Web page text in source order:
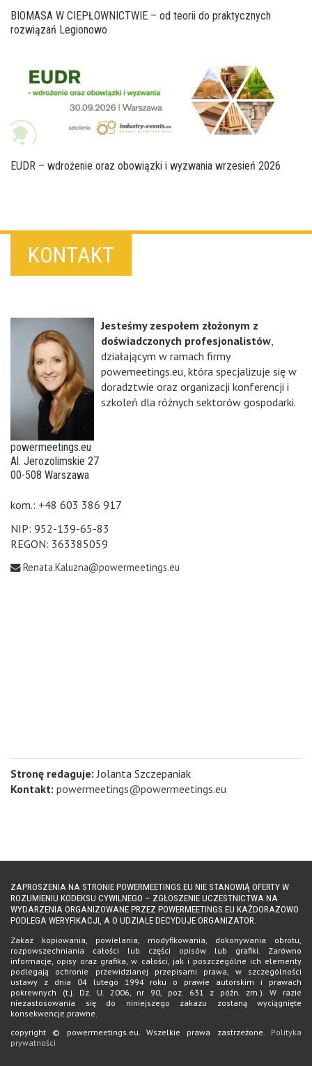
BIOMASA W CIEPŁOWNICTWIE – od teorii do praktycznych
rozwiązań Legionowo
EUDR – wdrożenie oraz obowiązki i wyzwania wrzesień 2026
KONTAKT
Jesteśmy zespołem złożonym z
doświadczonych profesjonalistów
działającym w ramach firmy
powemeetings.eu, która specjalizuje się w
doradztwie oraz organizacji konferencji i
szkoleń dla różnych sektorów gospodarki.
powermeetings.eu
Al. Jerozolimskie 27
00-508 Warszawa
kom.: +48 603 386 917
NIP: 952-139-65-83
REGON: 363385059
Renata.Kaluzna@powermeetings.eu
Stronę redaguje: Jolanta Szczepaniak
Kontakt: powermeetings@powermeetings.eu
ZAPROSZENIA NA STRONIE POWERMEETINGS.EU NIE STANOWIĄ OFERTY W
ROZUMIENIU KODEKSU CYWILNEGO – ZGŁOSZENIE UCZESTNICTWA NA
WYDARZENIA ORGANIZOWANE PRZEZ POWERMEETINGS.EU KAŻDORAZOWO
PODLEGA WERYFIKACJI, A O UDZIALE DECYDUJE ORGANIZATOR.
Zakaz kopiowania, powielania, modyfikowania, dokonywania obrotu,
rozpowszechniania całości lub części opisów lub grafiki. Zarówno
informacje, opisy oraz grafika, w całości, jak i poszczególne ich elementy
podlegają ochronie przewidzianej przepisami prawa, w szczególności
ustawy z dnia 04 lutego 1994 roku o prawie autorskim i prawach
pokrewnych (t.j. Dz. U. 2006, nr 90, poz. 631 z późn. zm.). W razie
niezastosowania się do niniejszego zakazu zostaną wyciągnięte
konsekwencje prawne.
copyright © powermeetings.eu. Wszelkie prawa zastrzeżone. Polityka
prywatności